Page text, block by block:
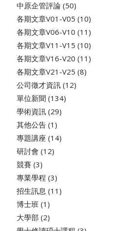
中原企管評論(50)
各期文章V01-V05 (10)
各期文章V06-V10 (11)
各期文章V11-V15 (10)
各期文章V16-V20 (11)
各期文章V21-V25 (8)
公司徵才資訊(12)
單位新聞(134)
學術資訊(29)
其他公告(1)
專題講座 (14)
研討會 (12)
競賽 (3)
專業學程 (3)
招生訊息 (11)
博士班(1)
大學部 (2)